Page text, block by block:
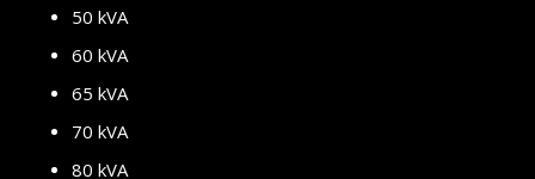
50 kVA
60 kVA
65 kVA
70 kVA
80 kVA